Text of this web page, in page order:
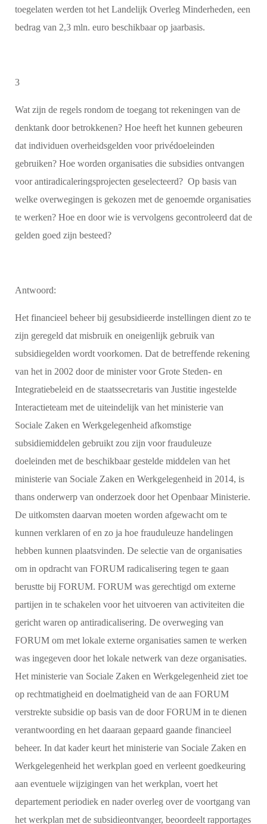
toegelaten werden tot het Landelijk Overleg Minderheden, een
bedrag van 2,3 mln. euro beschikbaar op jaarbasis.
3
Wat zijn de regels rondom de toegang tot rekeningen van de
denktank door betrokkenen? Hoe heeft het kunnen gebeuren
dat individuen overheidsgelden voor privédoeleinden
gebruiken? Hoe worden organisaties die subsidies ontvangen
voor antiradicaleringsprojecten geselecteerd? Op basis van
welke overwegingen is gekozen met de genoemde organisaties
te werken? Hoe en door wie is vervolgens gecontroleerd dat de
gelden goed zijn besteed?
Antwoord:
Het financieel beheer bij gesubsidieerde instellingen dient zo te
zijn geregeld dat misbruik en oneigenlijk gebruik van
subsidiegelden wordt voorkomen. Dat de betreffende rekening
van het in 2002 door de minister voor Grote Steden- en
Integratiebeleid en de staatssecretaris van Justitie ingestelde
Interactieteam met de uiteindelijk van het ministerie van
Sociale Zaken en Werkgelegenheid afkomstige
subsidiemiddelen gebruikt zou zijn voor frauduleuze
doeleinden met de beschikbaar gestelde middelen van het
ministerie van Sociale Zaken en Werkgelegenheid in 2014, is
thans onderwerp van onderzoek door het Openbaar Ministerie.
De uitkomsten daarvan moeten worden afgewacht om te
kunnen verklaren of en zo ja hoe frauduleuze handelingen
hebben kunnen plaatsvinden. De selectie van de organisaties
om in opdracht van FORUM radicalisering tegen te gaan
berustte bij FORUM. FORUM was gerechtigd om externe
partijen in te schakelen voor het uitvoeren van activiteiten die
gericht waren op antiradicalisering. De overweging van
FORUM om met lokale externe organisaties samen te werken
was ingegeven door het lokale netwerk van deze organisaties.
Het ministerie van Sociale Zaken en Werkgelegenheid ziet toe
op rechtmatigheid en doelmatigheid van de aan FORUM
verstrekte subsidie op basis van de door FORUM in te dienen
verantwoording en het daaraan gepaard gaande financieel
beheer. In dat kader keurt het ministerie van Sociale Zaken en
Werkgelegenheid het werkplan goed en verleent goedkeuring
aan eventuele wijzigingen van het werkplan, voert het
departement periodiek en nader overleg over de voortgang van
het werkplan met de subsidieontvanger, beoordeelt rapportages